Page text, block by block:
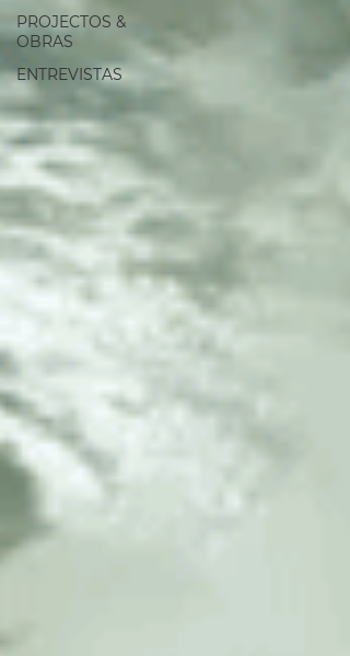
PROJECTOS &
OBRAS
ENTREVISTAS